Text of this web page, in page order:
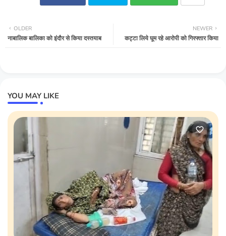
NEWER
कट्टा लिये घूम रहे आरोपी को गिरफ्तार किया
OLDER
नाबालिक बालिका को इंदौर से किया दस्तयाब
YOU MAY LIKE